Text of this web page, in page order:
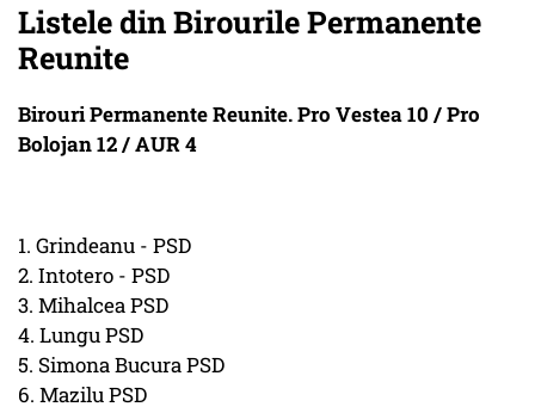
Listele din Birourile Permanente
Reunite
Birouri Permanente Reunite. Pro Vestea 10 / Pro
Bolojan 12 / AUR 4
1. Grindeanu - PSD
2. Intotero - PSD
3. Mihalcea PSD
4. Lungu PSD
5. Simona Bucura PSD
6. Mazilu PSD